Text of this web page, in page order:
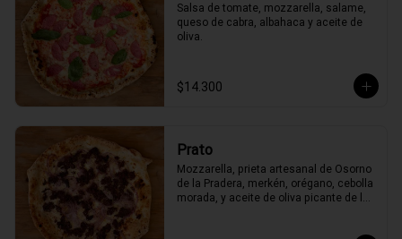
Salsa de tomate, mozzarella, salame,
queso de cabra, albahaca y aceite de
oliva.
$14.300
Prato
Mozzarella, prieta artesanal de Osorno
de la Pradera, merkén, orégano, cebolla
morada, y aceite de oliva picante de la